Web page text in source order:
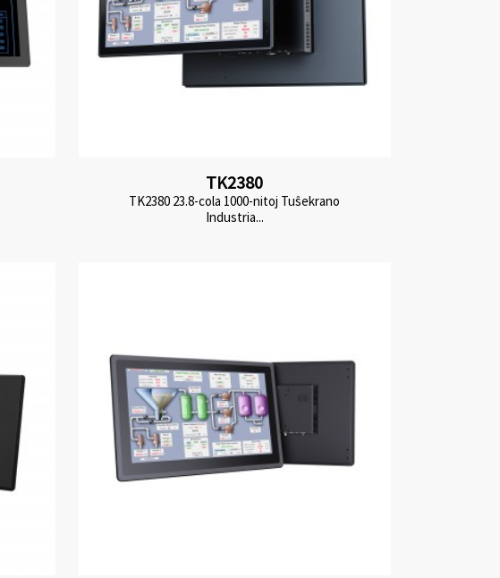
TK2380
TK2380 23.8-cola 1000-nitoj Tuŝekrano
Industria...